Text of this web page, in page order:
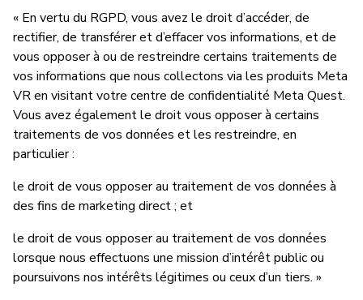
« En vertu du RGPD, vous avez le droit d’accéder, de
rectifier, de transférer et d’effacer vos informations, et de
vous opposer à ou de restreindre certains traitements de
vos informations que nous collectons via les produits Meta
VR en visitant votre centre de confidentialité Meta Quest.
Vous avez également le droit vous opposer à certains
traitements de vos données et les restreindre, en
particulier :
le droit de vous opposer au traitement de vos données à
des fins de marketing direct ; et
le droit de vous opposer au traitement de vos données
lorsque nous effectuons une mission d’intérêt public ou
poursuivons nos intérêts légitimes ou ceux d’un tiers. »